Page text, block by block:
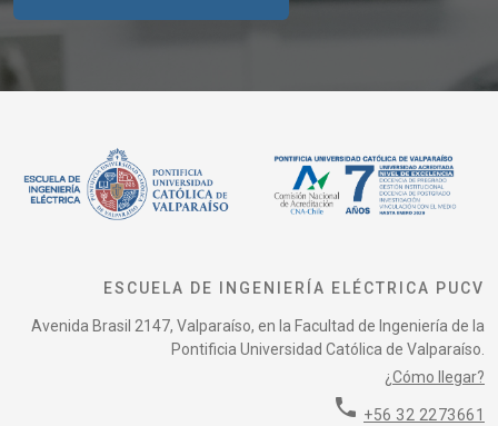
ESCUELA DE INGENIERÍA ELÉCTRICA PUCV
Avenida Brasil 2147, Valparaíso, en la Facultad de Ingeniería de la
Pontificia Universidad Católica de Valparaíso.
¿Cómo llegar?
phone +56 32 2273661